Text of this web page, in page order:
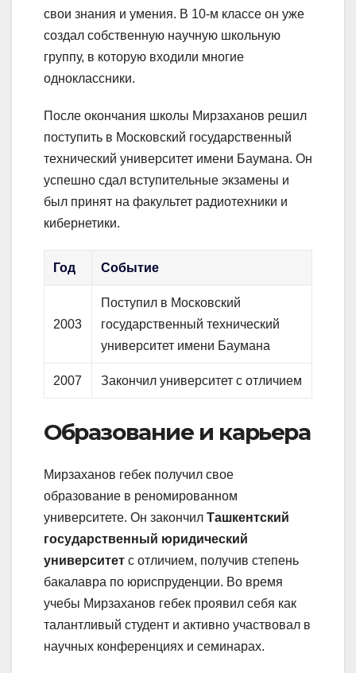
свои знания и умения. В 10-м классе он уже
создал собственную научную школьную
группу, в которую входили многие
одноклассники.
После окончания школы Мирзаханов решил
поступить в Московский государственный
технический университет имени Баумана. Он
успешно сдал вступительные экзамены и
был принят на факультет радиотехники и
кибернетики.
Год Событие
2003
Поступил в Московский
государственный технический
университет имени Баумана
2007 Закончил университет с отличием
Образование и карьера
Мирзаханов гебек получил свое
образование в реномированном
университете. Он закончил Ташкентский
государственный юридический
университет с отличием, получив степень
бакалавра по юриспруденции. Во время
учебы Мирзаханов гебек проявил себя как
талантливый студент и активно участвовал в
научных конференциях и семинарах.